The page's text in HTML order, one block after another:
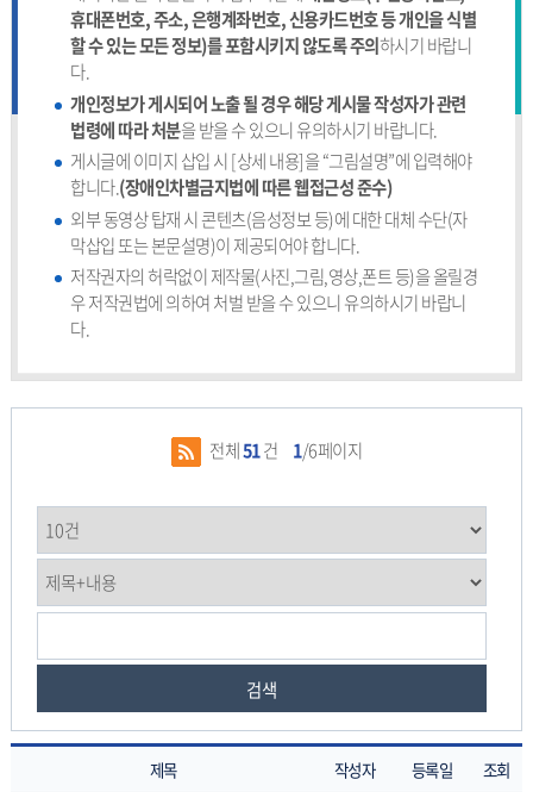
휴대폰번호, 주소, 은행계좌번호, 신용카드번호 등 개인을 식별
할 수 있는 모든 정보)를 포함시키지 않도록 주의하시기 바랍니
다.
개인정보가 게시되어 노출 될 경우 해당 게시물 작성자가 관련
법령에 따라 처분을 받을 수 있으니 유의하시기 바랍니다.
게시글에 이미지 삽입 시 [상세 내용]을 “그림설명”에 입력해야
합니다.(장애인차별금지법에 따른 웹접근성 준수)
외부 동영상 탑재 시 콘텐츠(음성정보 등)에 대한 대체 수단(자
막삽입 또는 본문설명)이 제공되어야 합니다.
저작권자의 허락없이 제작물(사진,그림,영상,폰트 등)을 올릴경
우 저작권법에 의하여 처벌 받을 수 있으니 유의하시기 바랍니
다.
전체51건 1/6페이지
검색
제목 작성자 등록일
조회